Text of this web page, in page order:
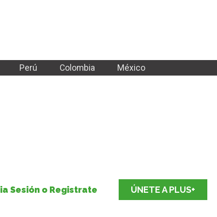
Perú Colombia México
Sesión o Registrate ÚNETE A PLUS+